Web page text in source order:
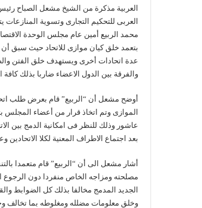
العربية مذكرة من الشيخ مشعل الصباح رئيس
العربى للتحكيم التجارى وتسوية المنازعات
محمد الربيع أمين عام مجلس الوحدة
بتعمد خلق كيان موازى للاتحاد حيث سبق أن
عدة اتحادات أخرى ويستهدف خلق الفتن
والفرقة بين الدول الاعضاء ضاربا بذلك
أوضح مشعل أن “الربيع” قام بعرض طلب
الموازى وتم اتخاذ قرار من أعضاء المجلس
عاشور وذلك للنظر فى امكانية الدمج بين
بعد اجتماع الاطراف المعنية لكلا
أشار مشعل الى أن “الربيع” قام متعمدا
مصلحته ومزاجه الخاص منفردا دون الرجوع
الجديد المدمج مخالفا بذلك كل الضوابط
وخلق معلومات مضلله ومغلوطه بما تخالف